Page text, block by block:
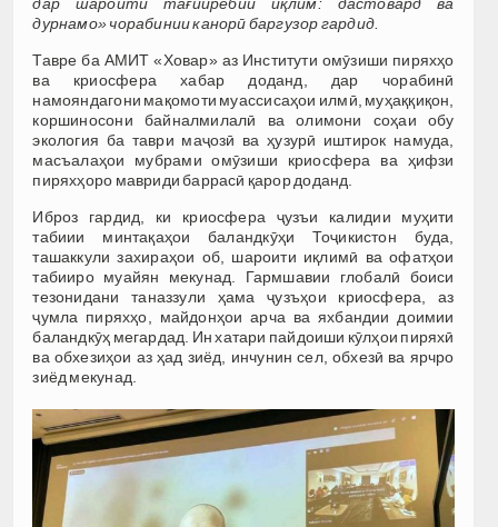
дурнамо» чорабинии канорӣ баргузор гардид.
Тавре ба АМИТ «Ховар» аз Институти омӯзиши пиряхҳо
ва криосфера хабар доданд, дар чорабинӣ
намояндагони мақомоти муассисаҳои илмӣ, муҳаққиқон,
коршиносони байналмилалӣ ва олимони соҳаи обу
экология ба таври маҷозӣ ва ҳузурӣ иштирок намуда,
масъалаҳои мубрами омӯзиши криосфера ва ҳифзи
пиряхҳоро мавриди баррасӣ қарор доданд.
Иброз гардид, ки криосфера ҷузъи калидии муҳити
табиии минтақаҳои баландкӯҳи Тоҷикистон буда,
ташаккули захираҳои об, шароити иқлимӣ ва офатҳои
табииро муайян мекунад. Гармшавии глобалӣ боиси
тезонидани таназзули ҳама ҷузъҳои криосфера, аз
ҷумла пиряхҳо, майдонҳои арча ва яхбандии доимии
баландкӯҳ мегардад. Ин хатари пайдоиши кӯлҳои пиряхӣ
ва обхезиҳои аз ҳад зиёд, инчунин сел, обхезӣ ва ярчро
зиёд мекунад.